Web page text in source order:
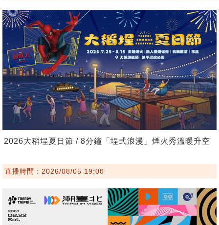
2026大稻埕夏日節 / 8分鐘「埕式浪漫」煙火秀溫暖升空
直播時間：2026/08/05 19:00